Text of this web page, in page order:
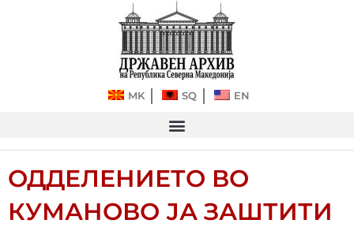
MK SQ EN
ОДДЕЛЕНИЕТО ВО
КУМАНОВО ЈА ЗАШТИТИ